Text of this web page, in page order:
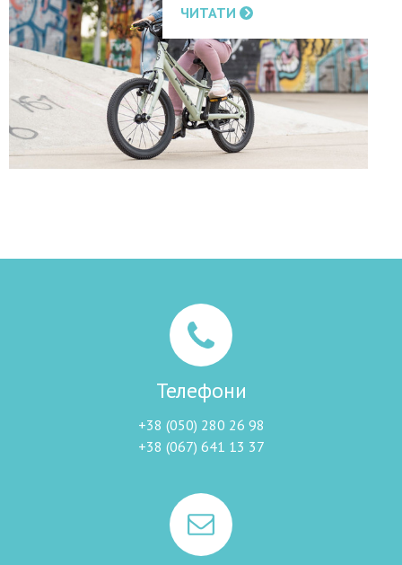
ЧИТАТИ
Телефони
+38 (050) 280 26 98
+38 (067) 641 13 37